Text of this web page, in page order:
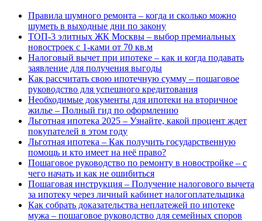
Правила шумного ремонта – когда и сколько можно
шуметь в выходные дни по закону
ТОП-3 элитных ЖК Москвы – выбор премиальных
новостроек с 1-ками от 70 кв.м
Налоговый вычет при ипотеке – как и когда подавать
заявление для получения выгоды
Как рассчитать свою ипотечную сумму – пошаговое
руководство для успешного кредитования
Необходимые документы для ипотеки на вторичное
жилье – Полный гид по оформлению
Льготная ипотека 2025 – Узнайте, какой процент ждет
покупателей в этом году
Льготная ипотека – Как получить государственную
помощь и кто имеет на неё право?
Пошаговое руководство по ремонту в новостройке – с
чего начать и как не ошибиться
Пошаговая инструкция – Получение налогового вычета
за ипотеку через личный кабинет налогоплательщика
Как собрать доказательства неплатежей по ипотеке
мужа – пошаговое руководство для семейных споров